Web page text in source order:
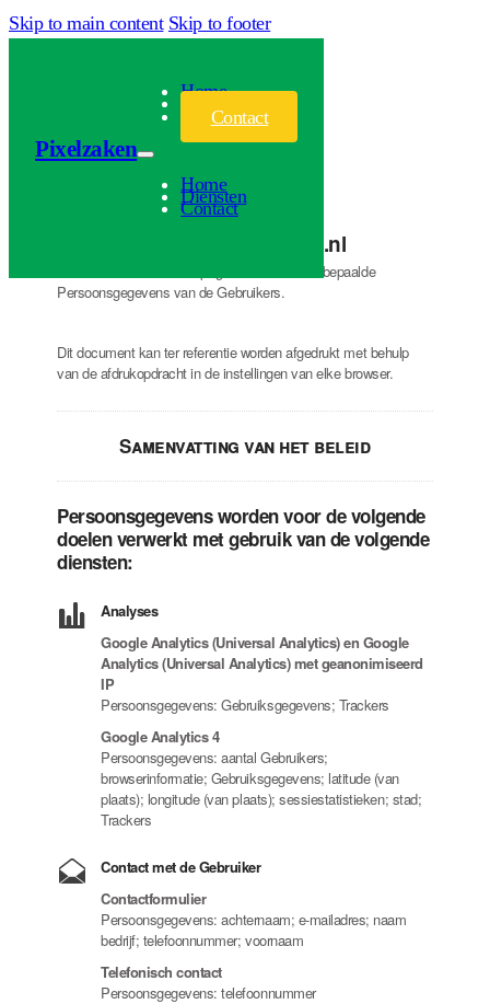
Skip to main content Skip to footer
Pixelzaken
Home
Contact
Home
Diensten
Contact
pixelzaken.nl
Pixelzaken.nl host deze pagina en verzamelt bepaalde
Persoonsgegevens van de Gebruikers.
Dit document kan ter referentie worden afgedrukt met behulp
van de afdrukopdracht in de instellingen van elke browser.
Samenvatting van het beleid
Persoonsgegevens worden voor de volgende
doelen verwerkt met gebruik van de volgende
diensten:
Analyses
Google Analytics (Universal Analytics) en Google
Analytics (Universal Analytics) met geanonimiseerd
IP
Persoonsgegevens: Gebruiksgegevens; Trackers
Google Analytics 4
Persoonsgegevens: aantal Gebruikers;
browserinformatie; Gebruiksgegevens; latitude (van
plaats); longitude (van plaats); sessiestatistieken; stad;
Trackers
Contact met de Gebruiker
Contactformulier
Persoonsgegevens: achternaam; e-mailadres; naam
bedrijf; telefoonnummer; voornaam
Telefonisch contact
Persoonsgegevens: telefoonnummer